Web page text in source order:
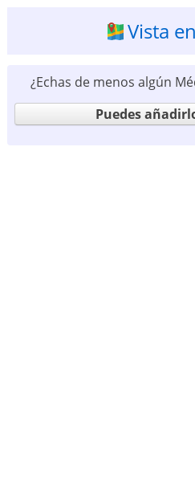
Vista
¿Echas de menos algún
Puedes